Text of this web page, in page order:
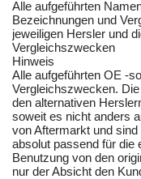
Alle aufgeführten
Bezeichnungen und
jeweiligen Hersler und
Vergleichszwecken
Hinweis
Alle aufgeführten OE -
Vergleichszwecken.
den alternativen
soweit es nicht anders
von Aftermarkt und
absolut passend für die
Benutzung von den
nur der Absicht den